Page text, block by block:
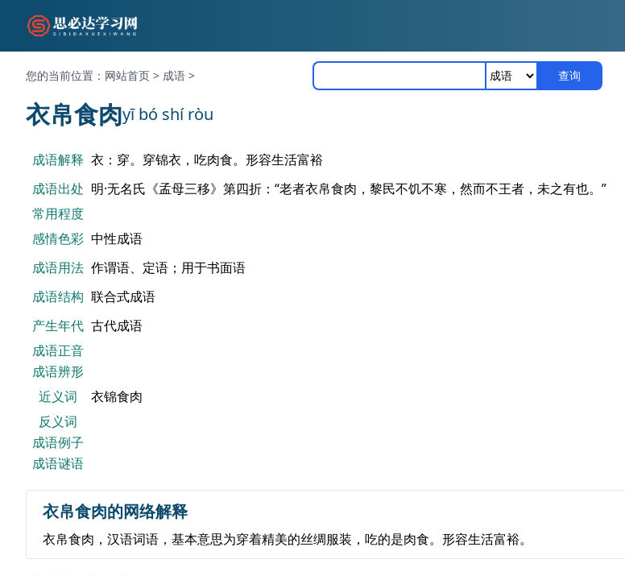
您的当前位置： 网站首页 > 成语 > 查询
衣帛食肉yī bó shí ròu
成语解释 衣：穿。穿锦衣，吃肉食。形容生活富裕
成语出处 明·无名氏《孟母三移》第四折：“老者衣帛食肉，黎民不饥不寒，然而不王者，未之有也。”
常用程度
感情色彩 中性成语
成语用法 作谓语、定语；用于书面语
成语结构 联合式成语
产生年代 古代成语
成语正音
成语辨形
近义词
衣锦食肉
反义词
成语例子
成语谜语
衣帛食肉的网络解释
衣帛食肉，汉语词语，基本意思为穿着精美的丝绸服装，吃的是肉食。形容生活富裕。